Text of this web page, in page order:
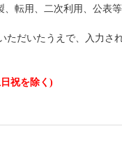
、転用、二次利用、公表
だいたうえで、入力さ
祝を除く)